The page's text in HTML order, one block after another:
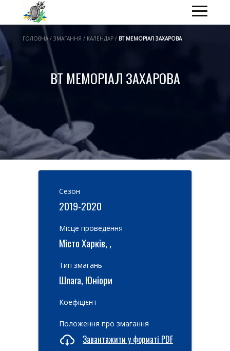
ГОЛОВНА / ЗМАГАННЯ / КАЛЕНДАР / ВТ МЕМОРІАЛ ЗАХАРОВА
ВТ МЕМОРІАЛ ЗАХАРОВА
Cезон
2019-2020
Місце проведення
Місто Харків, ,
Тип змагань
Шпага, Юніори
Коефіцієнт
Положення про змагання
Завантажити у форматі PDF